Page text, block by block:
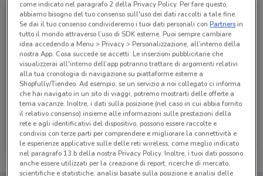
Fervi
Scade il 31/12 1.2 km
Fervi
Scade il 31/12 1.2 km
come indicato nel paragrafo 2 della Privacy Policy. Per fare questo,
abbiamo bisogno del tuo consenso sull'uso dei dati raccolti a tale fine.
Se dai il tuo consenso condivideremo i tuoi dati personali conPartnersin
tutto il mondo attraverso l’uso di SDK esterne. Puoi sempre cambiare
idea accedendo a Menu > Privacy > Personalizzazione, all’interno della
nostra App. Cosa succede se accetti: Le inserzioni pubblicitarie che
visualizzerai all'interno dell’app potranno trattare di argomenti relativi
alla tua cronologia di navigazione su piattaforme esterne a
Shopfully/Tiendeo. Ad esempio, se un servizio a noi collegato ci informa
che hai navigato in un sito di viaggi, potremo mostrarti delle offerte a
tema vacanze. Inoltre, i dati sulla posizione (nel caso in cui abbia fornito
il relativo consenso) insieme alle informazioni sulle prestazioni della
rete e agli identificativi del dispositivo, possono essere raccolte e
condivisi con terze parti per comprendere e migliorare la connettività e
le esperienze applicative sulle delle reti wireless, come meglio indicato
nel paragrafo 13.b della nostra Privacy Policy. Inoltre, i tuoi dati possono
anche essere utilizzati per la creazione di report, ricerche di mercato,
scientifiche e statistiche, analisi basate sulla posizione e analisi delle